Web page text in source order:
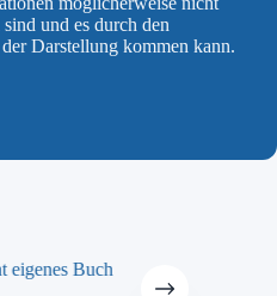
und es durch den
Darstellung kommen kann.
eigenes Buch